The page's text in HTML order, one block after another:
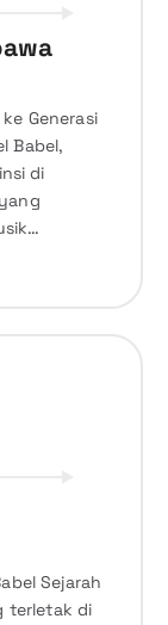
Generasi
Babel,
di
Sejarah
terletak di